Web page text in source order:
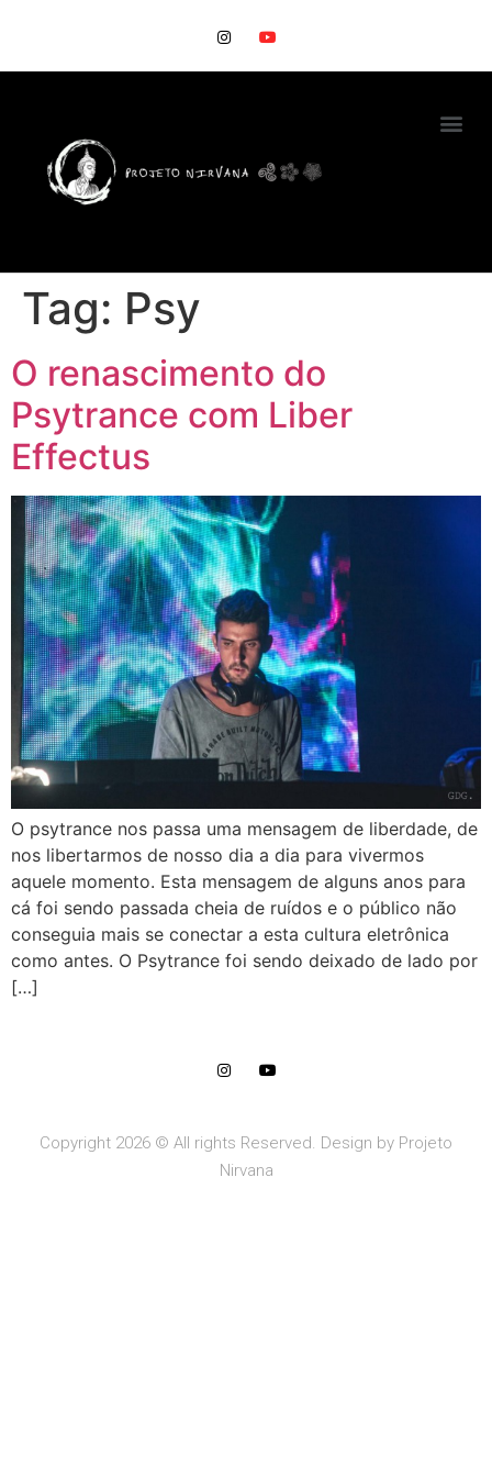
Tag: Psy
O renascimento do
Psytrance com Liber
Effectus
O psytrance nos passa uma mensagem de liberdade, de
nos libertarmos de nosso dia a dia para vivermos
aquele momento. Esta mensagem de alguns anos para
cá foi sendo passada cheia de ruídos e o público não
conseguia mais se conectar a esta cultura eletrônica
como antes. O Psytrance foi sendo deixado de lado por
[…]
Copyright 2026 © All rights Reserved. Design by Projeto
Nirvana